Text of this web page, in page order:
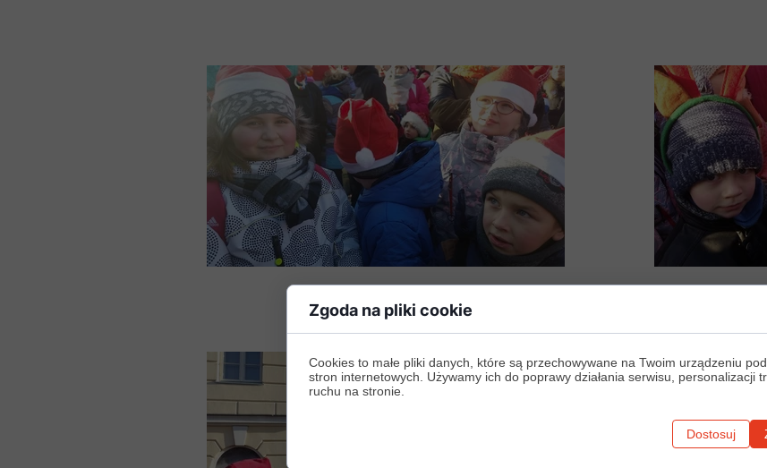
Zgoda na pliki cookie
Cookies to małe pliki danych, które są przechowywane na Twoim urządzeniu
stron internetowych. Używamy ich do poprawy działania serwisu, personalizacji
ruchu na stronie.
Dostosuj